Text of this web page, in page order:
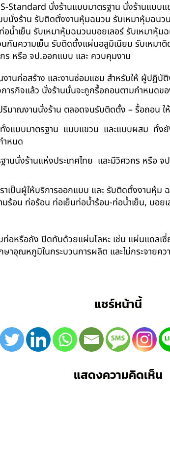
Standard นั่งร้านแบบมาตรฐาน นั่งร้านแ
นั่งร้าน รับติดตั้งงานหุ้มฉนวน รับเหมาหุ้มฉน
น้ำเย็น รับเหมาหุ้มฉนวนบอยเลอร์ รับเหมา
นความเย็น รับติดตั้งแผ่นอลูมิเนียม รับเหมา
ร หรือ จป.ออกแบบ และ ควบคุมงาน
งานก่อสร้าง และงานซ่อมแซม สำหรับให้ ผู้ปฏิ
ภารกิจแล้ว นั่งร้านนั้นจะถูกรื้อถอนตามกำหนดข
มาณงานนั่งร้าน ตลอดจนรับติดตั้ง – รื้อถอน ใ
ทั้งแบบมาตรฐาน แบบแขวน และแบบผสม ทั้
ำหนด
นนั่งร้านแห่งประเทศไทย และมีวิศวกร หรือ
ราเป็นผู้ให้บริการออกแบบ และ รับติดตั้งงานหุ้
อน ท่อร้อน ท่อเย็นท่อน้ำร้อน-ท่อน้ำเย็น, บอยเ
หรือถัง ปิดทับด้วยแผ่นโลหะ เช่น แผ่นแดลเ
าอุณหภูมิในกระบวนการผลิต และไม่กระจาย
แชร์หน้านี้
แสดงความคิดเห็น